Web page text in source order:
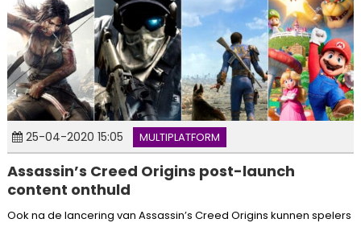
25-04-2020 15:05 MULTIPLATFORM
Assassin’s Creed Origins post-launch
content onthuld
Ook na de lancering van Assassin’s Creed Origins kunnen spelers